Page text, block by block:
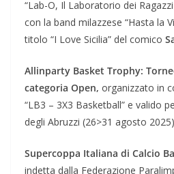
“Lab-O, Il Laboratorio dei
con la band milazzese “Hasta la
titolo “I Love Sicilia” del comico
Allinparty Basket Trophy:
categoria Open, organizzato in
“LB3 – 3X3 Basketball” e valido
degli Abruzzi (26>31 agosto 2025)
Supercoppa Italiana di Calcio
indetta dalla Federazione